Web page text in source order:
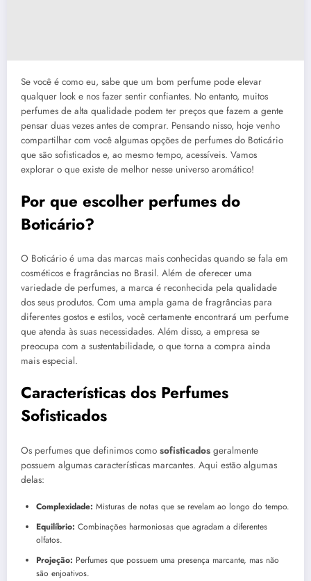
Se você é como eu, sabe que um bom perfume pode elevar
qualquer look e nos fazer sentir confiantes. No entanto, muitos
perfumes de alta qualidade podem ter preços que fazem a gente
pensar duas vezes antes de comprar. Pensando nisso, hoje venho
compartilhar com você algumas opções de perfumes do Boticário
que são sofisticados e, ao mesmo tempo, acessíveis. Vamos
explorar o que existe de melhor nesse universo aromático!
Por que escolher perfumes do
Boticário?
O Boticário é uma das marcas mais conhecidas quando se fala em
cosméticos e fragrâncias no Brasil. Além de oferecer uma
variedade de perfumes, a marca é reconhecida pela qualidade
dos seus produtos. Com uma ampla gama de fragrâncias para
diferentes gostos e estilos, você certamente encontrará um perfume
que atenda às suas necessidades. Além disso, a empresa se
preocupa com a sustentabilidade, o que torna a compra ainda
mais especial.
Características dos Perfumes
Sofisticados
Os perfumes que definimos como sofisticados geralmente
possuem algumas características marcantes. Aqui estão algumas
delas:
Complexidade: Misturas de notas que se revelam ao longo do tempo.
Equilíbrio: Combinações harmoniosas que agradam a diferentes
olfatos.
Projeção: Perfumes que possuem uma presença marcante, mas não
são enjoativos.